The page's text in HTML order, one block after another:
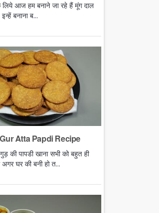
लिये आज हम बनाने जा रहे हैं मूंग दाल
बनाना ब...
Gur Atta Papdi Recipe
की पापडी खाना सभी को बहुत ही
घर की बनी हो त...